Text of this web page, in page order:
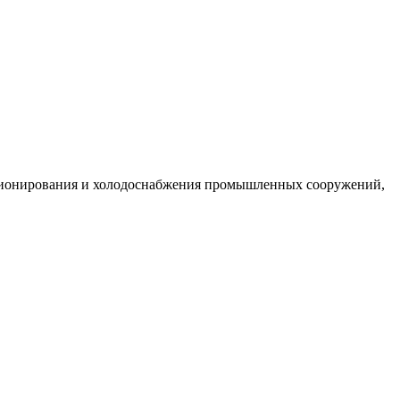
и холодоснабжения промышленных сооружений,